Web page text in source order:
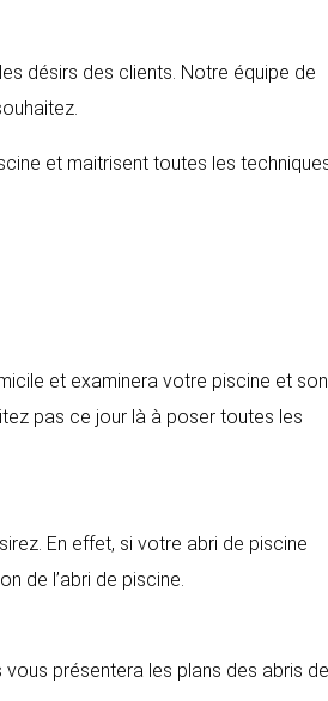
désirs des clients. Notre équipe de
et maitrisent toutes les
et examinera votre piscine et son
pas ce jour là à poser toutes les
En effet, si votre abri de piscine
de l’abri de piscine.
présentera les plans des abris de